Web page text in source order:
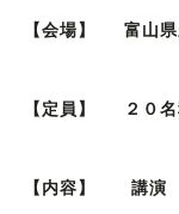
国際経済交流センタ
【会場】
【定員】　 ２０
【内容】 講演